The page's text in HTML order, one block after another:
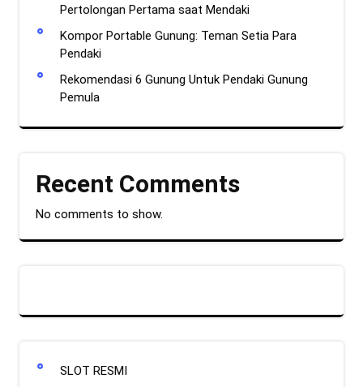
Pertolongan Pertama saat Mendaki
Kompor Portable Gunung: Teman Setia Para
Pendaki
Rekomendasi 6 Gunung Untuk Pendaki Gunung
Pemula
Recent Comments
No comments to show.
SLOT RESMI